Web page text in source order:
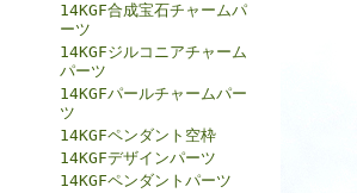
14KGF合成宝石チャームパ
ーツ
14KGFジルコニアチャーム
パーツ
14KGFパールチャームパー
ツ
14KGFペンダント空枠
14KGFデザインパーツ
14KGFペンダントパーツ